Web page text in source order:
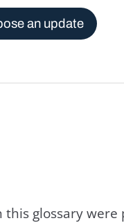
an update
glossary